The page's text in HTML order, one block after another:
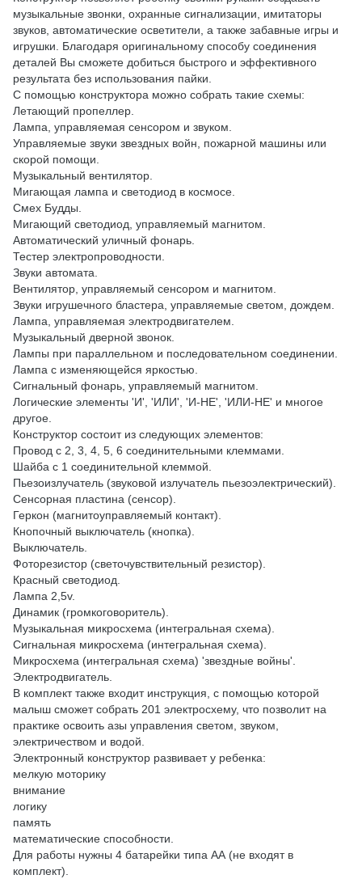
музыкальные звонки, охранные сигнализации, имитаторы
звуков, автоматические осветители, а также забавные игры и
игрушки. Благодаря оригинальному способу соединения
деталей Вы сможете добиться быстрого и эффективного
результата без использования пайки.
С помощью конструктора можно собрать такие схемы:
Летающий пропеллер.
Лампа, управляемая сенсором и звуком.
Управляемые звуки звездных войн, пожарной машины или
скорой помощи.
Музыкальный вентилятор.
Мигающая лампа и светодиод в космосе.
Смех Будды.
Мигающий светодиод, управляемый магнитом.
Автоматический уличный фонарь.
Тестер электропроводности.
Звуки автомата.
Вентилятор, управляемый сенсором и магнитом.
Звуки игрушечного бластера, управляемые светом, дождем.
Лампа, управляемая электродвигателем.
Музыкальный дверной звонок.
Лампы при параллельном и последовательном соединении.
Лампа с изменяющейся яркостью.
Сигнальный фонарь, управляемый магнитом.
Логические элементы 'И', 'ИЛИ', 'И-НЕ', 'ИЛИ-НЕ' и многое
другое.
Конструктор состоит из следующих элементов:
Провод с 2, 3, 4, 5, 6 соединительными клеммами.
Шайба с 1 соединительной клеммой.
Пьезоизлучатель (звуковой излучатель пьезоэлектрический).
Сенсорная пластина (сенсор).
Геркон (магнитоуправляемый контакт).
Кнопочный выключатель (кнопка).
Выключатель.
Фоторезистор (светочувствительный резистор).
Красный светодиод.
Лампа 2,5v.
Динамик (громкоговоритель).
Музыкальная микросхема (интегральная схема).
Сигнальная микросхема (интегральная схема).
Микросхема (интегральная схема) 'звездные войны'.
Электродвигатель.
В комплект также входит инструкция, с помощью которой
малыш сможет собрать 201 электросхему, что позволит на
практике освоить азы управления светом, звуком,
электричеством и водой.
Электронный конструктор развивает у ребенка:
мелкую моторику
внимание
логику
память
математические способности.
Для работы нужны 4 батарейки типа АА (не входят в
комплект).